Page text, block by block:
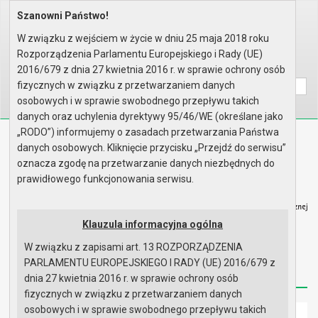
Home Organy Rada Miejska
Protokół z obrad
Wyszukaj na stronie:
AAA
Biuletyn Informacji Publicznej
Urząd Miasta i Gminy w Gryfinie
Strona główna Mapa serwisu Aktualności
Redakcja Instrukcja korzystania Dostępność
Strona główna
Szanowni Państwo!
W związku z wejściem w życie w dniu 25 maja 2018 roku
Rozporządzenia Parlamentu Europejskiego i Rady (UE)
2016/679 z dnia 27 kwietnia 2016 r. w sprawie ochrony osób
fizycznych w związku z przetwarzaniem danych
osobowych i w sprawie swobodnego przepływu takich
danych oraz uchylenia dyrektywy 95/46/WE (określane jako
„RODO”) informujemy o zasadach przetwarzania Państwa
danych osobowych. Kliknięcie przycisku „Przejdź do serwisu”
oznacza zgodę na przetwarzanie danych niezbędnych do
prawidłowego funkcjonowania serwisu.
Klauzula informacyjna ogólna
W związku z zapisami art. 13 ROZPORZĄDZENIA
PARLAMENTU EUROPEJSKIEGO I RADY (UE) 2016/679 z
dnia 27 kwietnia 2016 r. w sprawie ochrony osób
fizycznych w związku z przetwarzaniem danych
osobowych i w sprawie swobodnego przepływu takich